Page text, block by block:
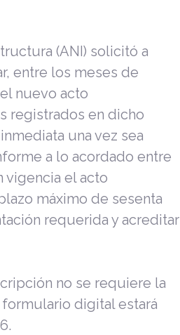
(ANI) solicitó a
entre los meses de
nuevo acto
registrados en dicho
una vez sea
a lo acordado entre
vigencia el acto
máximo de sesenta
requerida y acreditar
no se requiere la
digital estará